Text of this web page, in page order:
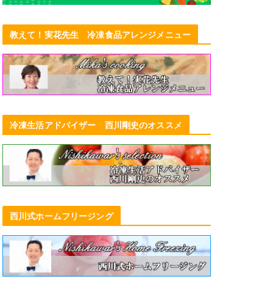
教えて！実花先生 冷凍食品アレンジメニュー
冷凍生活アドバイザー 西川剛史のオススメ
西川式ホームフリージング